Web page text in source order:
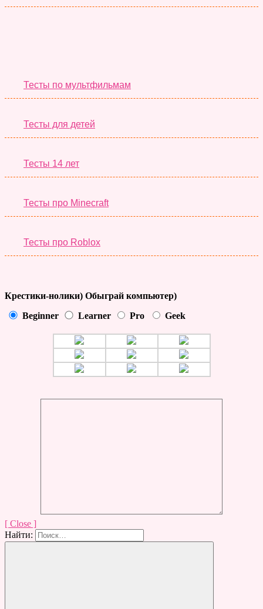
Тесты по мультфильмам
Тесты для детей
Тесты 14 лет
Тесты про Minecraft
Тесты про Roblox
Крестики-нолики) Обыграй компьютер)
Beginner Learner Pro Geek
[ Close ]
Найти: